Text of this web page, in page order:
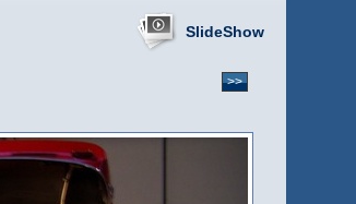
SlideShow
>>